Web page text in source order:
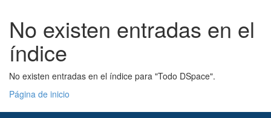
No existen entradas en el
índice
No existen entradas en el índice para "Todo DSpace".
Página de inicio